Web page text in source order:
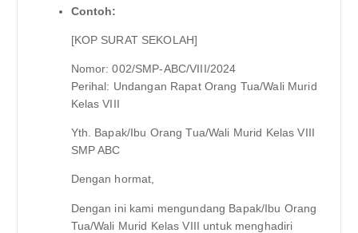
Contoh:
[KOP SURAT SEKOLAH]
Nomor: 002/SMP-ABC/VIII/2024
Perihal: Undangan Rapat Orang Tua/Wali Murid
Kelas VIII
Yth. Bapak/Ibu Orang Tua/Wali Murid Kelas VIII
SMP ABC
Dengan hormat,
Dengan ini kami mengundang Bapak/Ibu Orang
Tua/Wali Murid Kelas VIII untuk menghadiri